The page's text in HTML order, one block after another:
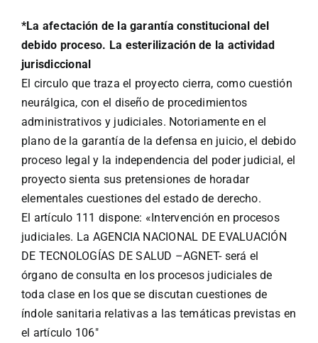
*La afectación de la garantía constitucional del
debido proceso. La esterilización de la actividad
jurisdiccional
El circulo que traza el proyecto cierra, como cuestión
neurálgica, con el diseño de procedimientos
administrativos y judiciales. Notoriamente en el
plano de la garantía de la defensa en juicio, el debido
proceso legal y la independencia del poder judicial, el
proyecto sienta sus pretensiones de horadar
elementales cuestiones del estado de derecho.
El artículo 111 dispone: «Intervención en procesos
judiciales. La AGENCIA NACIONAL DE EVALUACIÓN
DE TECNOLOGÍAS DE SALUD –AGNET- será el
órgano de consulta en los procesos judiciales de
toda clase en los que se discutan cuestiones de
índole sanitaria relativas a las temáticas previstas en
el artículo 106″